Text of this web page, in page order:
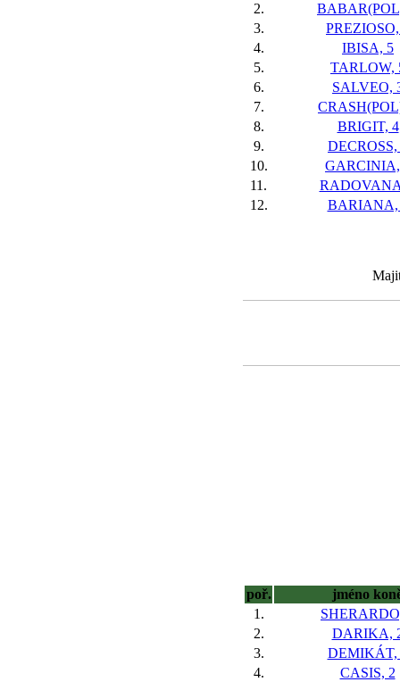
2.
3.
4.
IBISA, 5
5.
TARLOW,
6.
SALVEO,
7.
8.
BRIGIT, 4
9.
DECROSS,
10.
11.
12.
BARIANA,
poř.
jméno
1.
2.
DARIKA,
3.
DEMIKÁT,
4.
CASIS, 2